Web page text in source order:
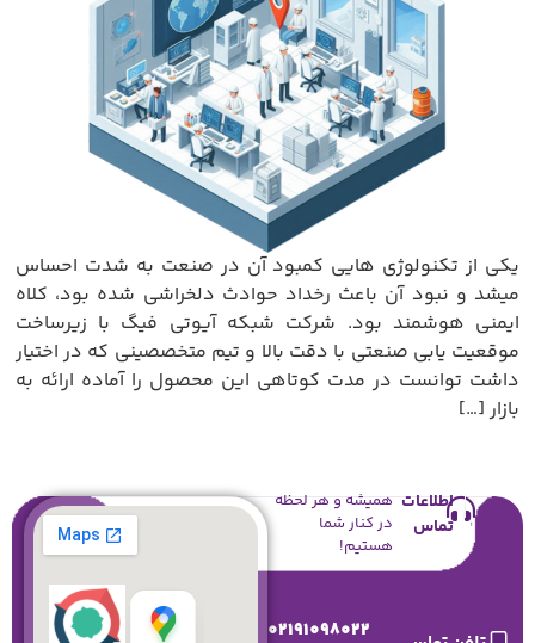
یکی از تکنولوژی هایی کمبود آن در صنعت به شدت احساس
میشد و نبود آن باعث رخداد حوادث دلخراشی شده بود، کلاه
ایمنی هوشمند بود. شرکت شبکه آیوتی فیگ با زیرساخت
موقعیت یابی صنعتی با دقت بالا و تیم متخصصینی که در اختیار
داشت توانست در مدت کوتاهی این محصول را آماده ارائه به
بازار […]
اطلاعات
تماس
همیشه و هر لحظه
در کنار شما
هستیم!
02191098022